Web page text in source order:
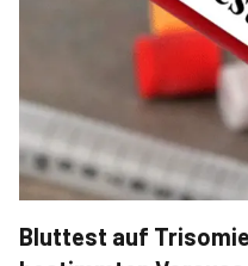
Bluttest auf